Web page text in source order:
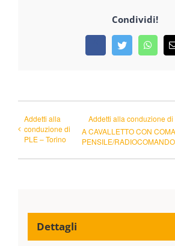
Condividi!
FacebookTwitter
Addetti alla
conduzione di
PLE – Torino
Addetti alla conduzione di
A CAVALLETTO CON
PENSILE/RADIOCOMANDO
Dettagli